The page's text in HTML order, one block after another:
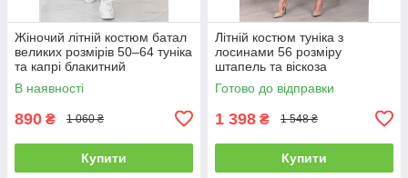
Жіночий літній костюм батал
великих розмірів 50–64 туніка
та капрі блакитний
В наявності
890 ₴ 1 060 ₴
Купити
Літній костюм туніка з
лосинами 56 розміру
штапель та віскоза
Готово до відправки
1 398 ₴ 1 548 ₴
Купити